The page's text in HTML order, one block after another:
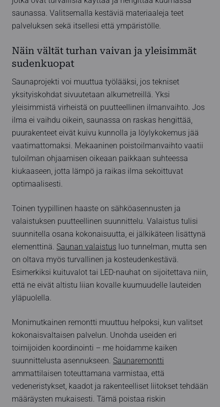
saunassa. Valitsemalla kestäviä materiaaleja teet
palveluksen sekä itsellesi että ympäristölle.
Näin vältät turhan vaivan ja yleisimmät
sudenkuopat
Saunaprojekti voi muuttua työlääksi, jos tekniset
yksityiskohdat sivuutetaan alkumetreillä. Yksi
yleisimmistä virheistä on puutteellinen ilmanvaihto. Jos
ilma ei vaihdu oikein, saunassa on raskas hengittää,
puurakenteet eivät kuivu kunnolla ja löylykokemus jää
vaatimattomaksi. Mekaaninen poistoilmanvaihto vaatii
tuloilman ohjaamisen oikeaan paikkaan suhteessa
kiukaaseen, jotta lämpö ja raikas ilma sekoittuvat
optimaalisesti.
Toinen tyypillinen haaste on sähköasennusten ja
valaistuksen puutteellinen suunnittelu. Valaistus tulisi
suunnitella osana kokonaisuutta, ei jälkikäteen lisättynä
elementtinä. Saunan valaistus luo tunnelman, mutta sen
on oltava myös turvallinen ja kosteudenkestävä.
Esimerkiksi kuituvalot tai LED-nauhat on sijoitettava niin,
että ne eivät altistu liian kovalle kuumuudelle lauteiden
yläpuolella.
Monimutkainen remontti muuttuu helpoksi, kun valitset
kokonaisvaltaisen palvelun. Unohda useiden eri
toimijoiden koordinointi – me hoidamme kaiken
suunnittelusta asennukseen. Saunaremontti
ammattilaisen toteuttamana varmistaa, että
vedeneristykset, kaadot ja rakenteelliset liitokset tehdään
määräysten mukaisesti. Tämä poistaa riskin